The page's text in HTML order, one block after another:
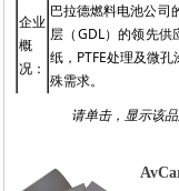
企业
概
况：
巴拉德燃料电池公司
层（GDL）的领先
纸，PTFE处理及微
殊需求。
请单击，显示该